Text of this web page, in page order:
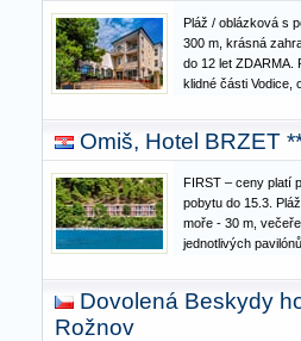
Pláž / oblázková s
300 m, krásná
do 12 let ZDARMA.
klidné části Vodice,
vstupem do moře,
skluzavka na
Omiš, Hotel BRZET
FIRST – ceny platí
pobytu do 15.3.
moře - 30 m,
jednotlivých
Od centra města
promenáda…
Dovolená Beskydy
Rožnov